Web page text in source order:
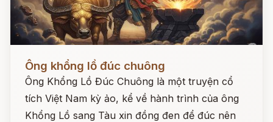
Đọc ngay
Ông khổng lồ đúc chuông
Ông Khổng Lồ Đúc Chuông là một truyện cổ
tích Việt Nam kỳ ảo, kể về hành trình của ông
Khổng Lồ sang Tàu xin đồng đen để đúc nên